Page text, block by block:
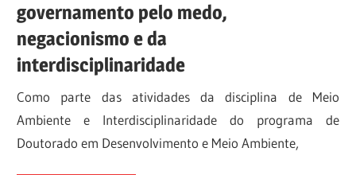
governamento pelo medo,
negacionismo e da
interdisciplinaridade
Como parte das atividades da disciplina de Meio
Ambiente e Interdisciplinaridade do programa de
Doutorado em Desenvolvimento e Meio Ambiente,